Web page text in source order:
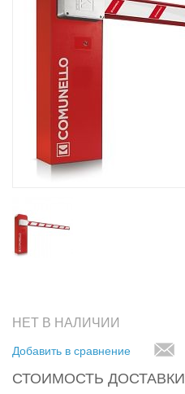
НЕТ В НАЛИЧИИ
Добавить в сравнение
СТОИМОСТЬ ДОСТАВКИ